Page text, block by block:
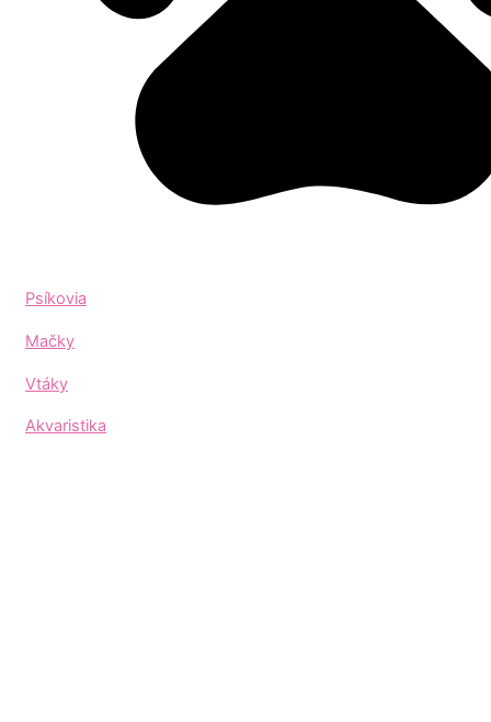
Psíkovia
Mačky
Vtáky
Akvaristika